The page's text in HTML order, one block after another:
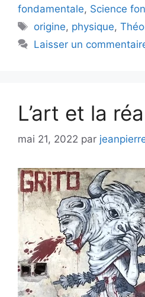
fondamentale, Science
Étiquettes
origine, physique,
Laisser un
L’art et la
mai 21, 2022 par